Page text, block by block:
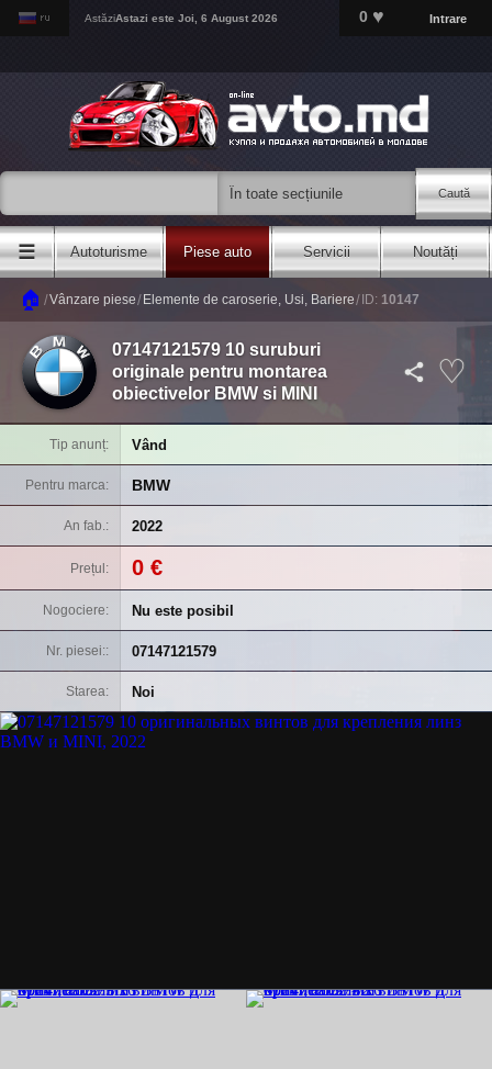
AstăziAstazi este Joi, 6 August 2026 0 ♥ Intrare
Caută
☰ Autoturisme Piese auto Servicii Noutăți
🏠 /Vânzare piese/ Elemente de caroserie, Usi, Bariere/ ID: 10147
07147121579 10 suruburi
originale pentru montarea
obiectivelor BMW si MINI
Tip anunț Vând
Pentru marca BMW
An fab. 2022
Prețul 0 €
Nogociere Nu este posibil
Nr. piesei: 07147121579
Starea Noi